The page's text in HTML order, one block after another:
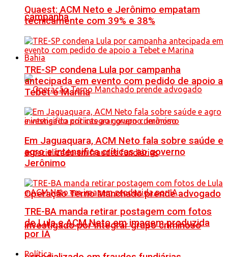
campanha
Bahia
Operação Terno Manchado prende advogado
investigado por integrar grupo criminoso
Quaest: ACM Neto e Jerônimo empatam
tecnicamente com 39% e 38%
TRE-SP condena Lula por campanha
antecipada em evento com pedido de apoio a
Tebet e Marina
Em Jaguaquara, ACM Neto fala sobre saúde e
agro e intensifica críticas ao governo
Jerônimo
TRE-BA manda retirar postagem com fotos
de Lula e ACM Neto em imagem produzida
por IA
Política